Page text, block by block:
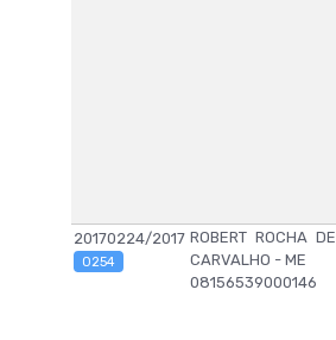
20170224/2017
0254
ROBERT ROCHA DE
CARVALHO - ME
08156539000146